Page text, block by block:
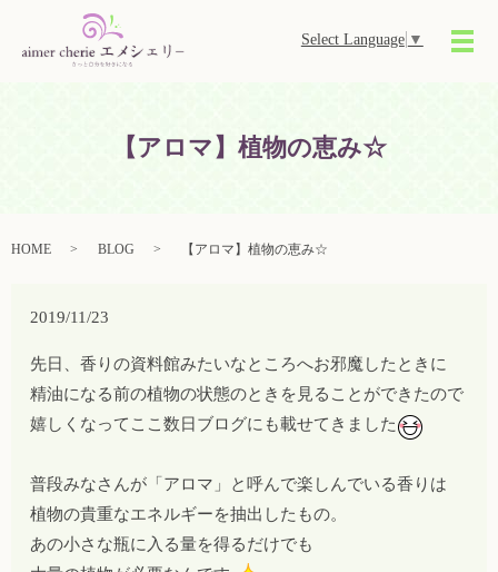
Select Language ▼
メ
【アロマ】植物の恵み☆
HOME BLOG 【アロマ】植物の恵み☆
2019/11/23
先日、香りの資料館みたいなところへお邪魔したときに
精油になる前の植物の状態のときを見ることができたので
嬉しくなってここ数日ブログにも載せてきました
普段みなさんが「アロマ」と呼んで楽しんでいる香りは
植物の貴重なエネルギーを抽出したもの。
あの小さな瓶に入る量を得るだけでも